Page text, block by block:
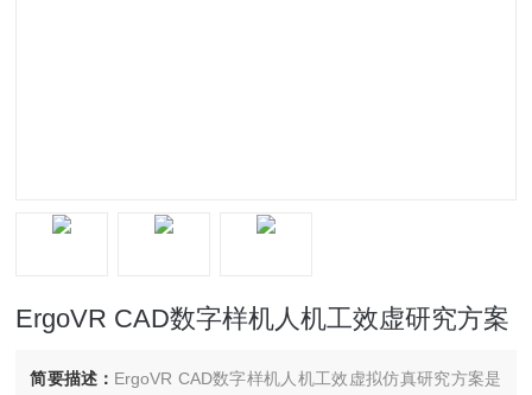
ErgoVR CAD数字样机人机工效虚研究方案
简要描述： ErgoVR CAD数字样机人机工效虚拟仿真研究方案是